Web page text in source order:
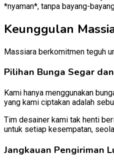
*nyaman*, tanpa bayang-
Keunggulan
Massiara berkomitmen teguh
Pilihan Bunga Segar
Kami hanya menggunakan
yang kami ciptakan adalah
Tim desainer kami tak henti
untuk setiap kesempatan,
Jangkauan Pengiriman